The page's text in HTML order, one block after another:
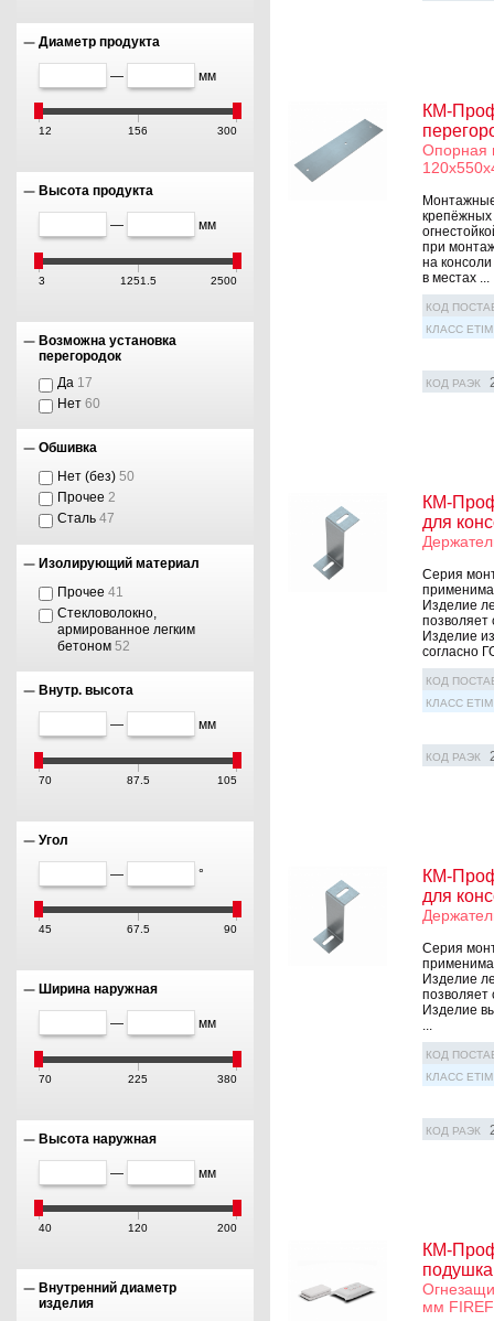
Диаметр продукта
— мм
12 156 300
Высота продукта
— мм
3 1251.5 2500
Возможна установка
перегородок
Да 17
Нет 60
Обшивка
Нет (без) 50
Прочее 2
Сталь 47
Изолирующий материал
Прочее 41
Стекловолокно,
армированное легким
бетоном 52
Внутр. высота
— мм
70 87.5 105
Угол
— °
45 67.5 90
Ширина наружная
— мм
70 225 380
Высота наружная
— мм
40 120 200
Внутренний диаметр
изделия
КМ-
Опорная
при
на
в местах ...
КОД
КЛАСС ETIM
КОД РАЭК
КМ-
для
Серия
Изделие
позволяет
Изделие
согласно
КОД
КЛАСС ETIM
КОД РАЭК
КМ-
для
Серия
Изделие
позволяет
Изделие
...
КОД
КЛАСС ETIM
КОД РАЭК
КМ-
мм